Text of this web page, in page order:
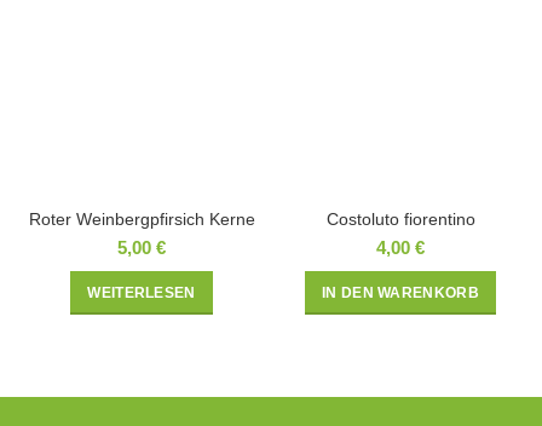
Roter Weinbergpfirsich Kerne
5,00 €
WEITERLESEN
Costoluto fiorentino
4,00 €
IN DEN WARENKORB